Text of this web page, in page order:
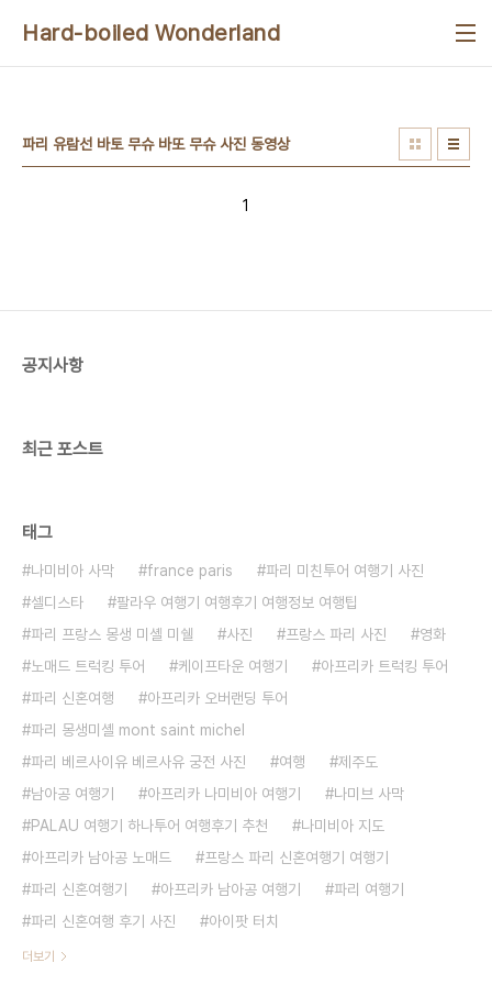
Hard-boiled Wonderland
파리 유람선 바토 무슈 바또 무슈 사진 동영상
1
공지사항
최근 포스트
태그
나미비아 사막 france paris
파리 미친투어 여행기 사진
셀디스타
팔라우 여행기 여행후기 여행정보 여행팁
파리 프랑스 몽생 미셸 미쉘
사진 프랑스 파리 사진
영화
노매드 트럭킹 투어
케이프타운 여행기
아프리카 트럭킹 투어
파리 신혼여행
아프리카 오버랜딩 투어
파리 몽생미셸 mont saint michel
파리 베르사이유 베르사유 궁전 사진
여행
제주도
남아공 여행기
아프리카 나미비아 여행기
나미브 사막
PALAU 여행기 하나투어 여행후기 추천
나미비아 지도
아프리카 남아공 노매드
프랑스 파리 신혼여행기 여행기
파리 신혼여행기
아프리카 남아공 여행기
파리 여행기
파리 신혼여행 후기 사진
아이팟 터치
더보기